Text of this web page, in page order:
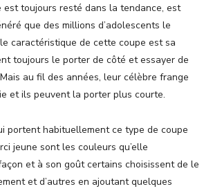
est toujours resté dans la tendance, est
que des millions d’adolescents le
caractéristique de cette coupe est sa
toujours le porter de côté et essayer de
au fil des années, leur célèbre frange
et ils peuvent la porter plus courte.
portent habituellement ce type de coupe
jeune sont les couleurs qu’elle
et à son goût certains choisissent de le
et d’autres en ajoutant quelques